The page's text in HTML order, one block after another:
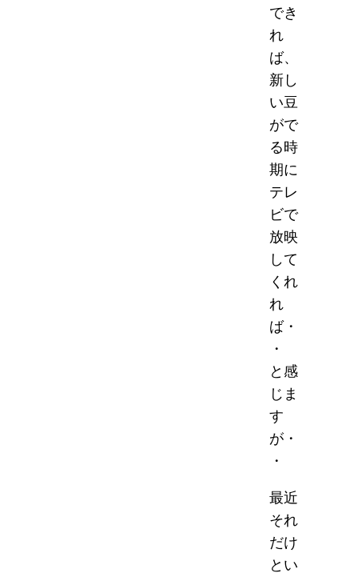
でき
れ
ば、
新し
い豆
がで
る時
期に
テレ
ビで
放映
して
くれ
れ
ば・
・
と感
じま
す
が・
・
最近
それ
だけ
とい